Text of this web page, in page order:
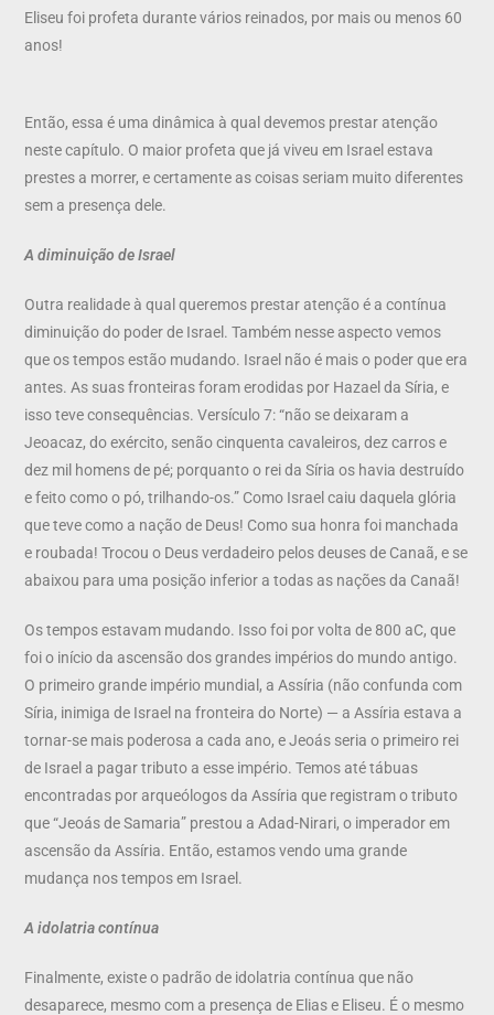
Eliseu foi profeta durante vários reinados, por mais ou menos 60
anos!
Então, essa é uma dinâmica à qual devemos prestar atenção
neste capítulo. O maior profeta que já viveu em Israel estava
prestes a morrer, e certamente as coisas seriam muito diferentes
sem a presença dele.
A diminuição de Israel
Outra realidade à qual queremos prestar atenção é a contínua
diminuição do poder de Israel. Também nesse aspecto vemos
que os tempos estão mudando. Israel não é mais o poder que era
antes. As suas fronteiras foram erodidas por Hazael da Síria, e
isso teve consequências. Versículo 7: “não se deixaram a
Jeoacaz, do exército, senão cinquenta cavaleiros, dez carros e
dez mil homens de pé; porquanto o rei da Síria os havia destruído
e feito como o pó, trilhando-os.” Como Israel caiu daquela glória
que teve como a nação de Deus! Como sua honra foi manchada
e roubada! Trocou o Deus verdadeiro pelos deuses de Canaã, e se
abaixou para uma posição inferior a todas as nações da Canaã!
Os tempos estavam mudando. Isso foi por volta de 800 aC, que
foi o início da ascensão dos grandes impérios do mundo antigo.
O primeiro grande império mundial, a Assíria (não confunda com
Síria, inimiga de Israel na fronteira do Norte) — a Assíria estava a
tornar-se mais poderosa a cada ano, e Jeoás seria o primeiro rei
de Israel a pagar tributo a esse império. Temos até tábuas
encontradas por arqueólogos da Assíria que registram o tributo
que “Jeoás de Samaria” prestou a Adad-Nirari, o imperador em
ascensão da Assíria. Então, estamos vendo uma grande
mudança nos tempos em Israel.
A idolatria contínua
Finalmente, existe o padrão de idolatria contínua que não
desaparece, mesmo com a presença de Elias e Eliseu. É o mesmo